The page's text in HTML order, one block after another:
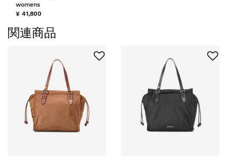
womens
¥ 41,800
関連商品